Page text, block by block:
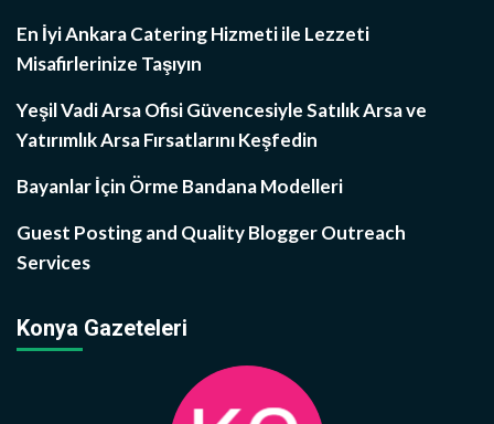
En İyi Ankara Catering Hizmeti ile Lezzeti
Misafirlerinize Taşıyın
Yeşil Vadi Arsa Ofisi Güvencesiyle Satılık Arsa ve
Yatırımlık Arsa Fırsatlarını Keşfedin
Bayanlar İçin Örme Bandana Modelleri
Guest Posting and Quality Blogger Outreach
Services
Konya Gazeteleri